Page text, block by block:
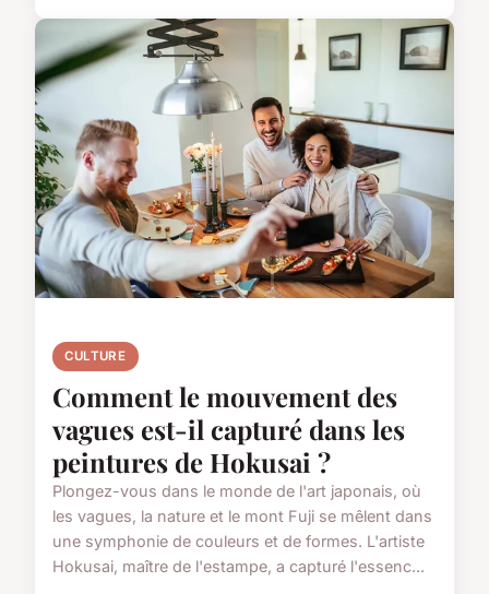
CULTURE
Comment le mouvement des
vagues est-il capturé dans les
peintures de Hokusai ?
Plongez-vous dans le monde de l'art japonais, où
les vagues, la nature et le mont Fuji se mêlent dans
une symphonie de couleurs et de formes. L'artiste
Hokusai, maître de l'estampe, a capturé l'essenc...